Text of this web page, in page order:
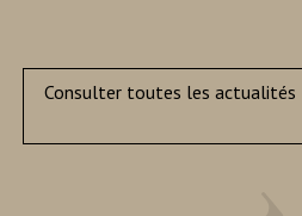
Consulter toutes les actualités